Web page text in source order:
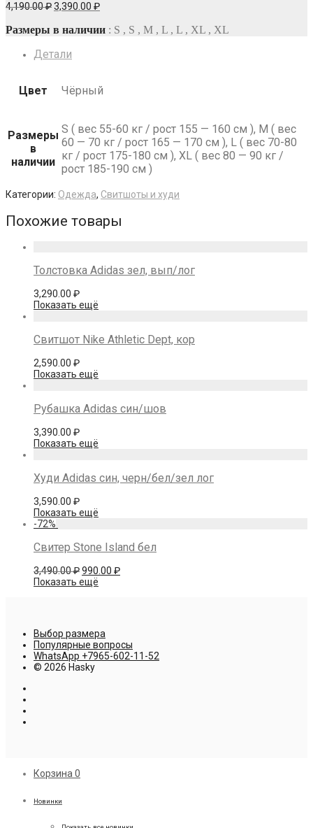
4,190.00₽Первоначальная
составляла
3,390.00 ₽Текущая
3,390.00 ₽.
Размеры в наличии : S , S , M , L , L , XL , XL
Детали
Цвет Чёрный
Размеры
в
наличии
S ( вес 55-60 кг / рост 155 — 160 см ), M ( вес
60 — 70 кг / рост 165 — 170 см ), L ( вес 70-80
кг / рост 175-180 см ), XL ( вес 80 — 90 кг /
рост 185-190 см )
Категории: Одежда, Свитшоты и худи
Похожие товары
Толстовка Adidas зел, вып/лог
3,290.00 ₽
Показать ещё
Свитшот Nike Athletic Dept, кор
2,590.00 ₽
Показать ещё
Рубашка Adidas син/шов
3,390.00 ₽
Показать ещё
Худи Adidas син, черн/бел/зел лог
3,590.00 ₽
Показать ещё
-72%
Свитер Stone Island бел
3,490.00₽Первоначальная
цена
990.00 ₽Текущая
Показать ещё
Выбор размера
Популярные вопросы
WhatsApp +7965-602-11-52
© 2026 Hasky
Корзина 0
Новинки